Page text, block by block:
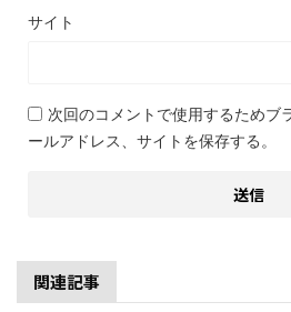
サイト
次回のコメントで使用するためブ
ールアドレス、サイトを保存する。
関連記事